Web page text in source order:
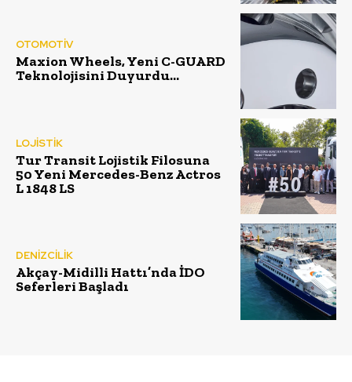
OTOMOTİV
Maxion Wheels, Yeni C-GUARD
Teknolojisini Duyurdu…
LOJİSTİK
Tur Transit Lojistik Filosuna
50 Yeni Mercedes-Benz Actros
L 1848 LS
DENİZCİLİK
Akçay-Midilli Hattı’nda İDO
Seferleri Başladı